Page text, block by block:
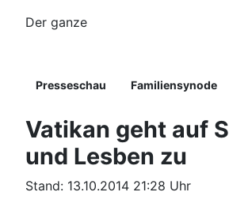
Der ganze
Presseschau Familiensynode
Vatikan geht auf
und Lesben zu
Stand: 13.10.2014 21:28 Uhr